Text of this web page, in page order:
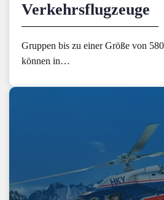
Verkehrsflugzeuge
Gruppen bis zu einer Größe von 580
können in…